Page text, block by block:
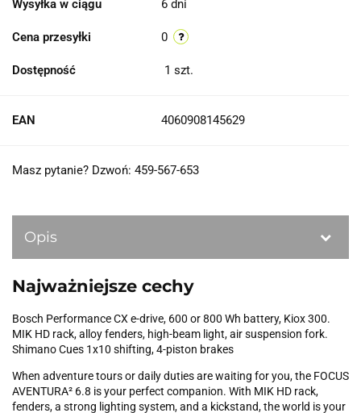
Wysyłka w ciągu 6 dni
Cena przesyłki 0
Dostępność 1 szt.
EAN 4060908145629
Masz pytanie? Dzwoń: 459-567-653
Opis
Najważniejsze cechy
Bosch Performance CX e-drive, 600 or 800 Wh battery, Kiox 300.
MIK HD rack, alloy fenders, high-beam light, air suspension fork.
Shimano Cues 1x10 shifting, 4-piston brakes
When adventure tours or daily duties are waiting for you, the FOCUS
AVENTURA² 6.8 is your perfect companion. With MIK HD rack,
fenders, a strong lighting system, and a kickstand, the world is your